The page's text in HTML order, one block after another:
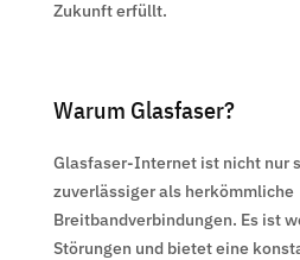
Zukunft erfüllt.
Warum Glasfaser?
Glasfaser-Internet ist nicht nur
zuverlässiger als herkömmliche
Breitbandverbindungen. Es ist
Störungen und bietet eine